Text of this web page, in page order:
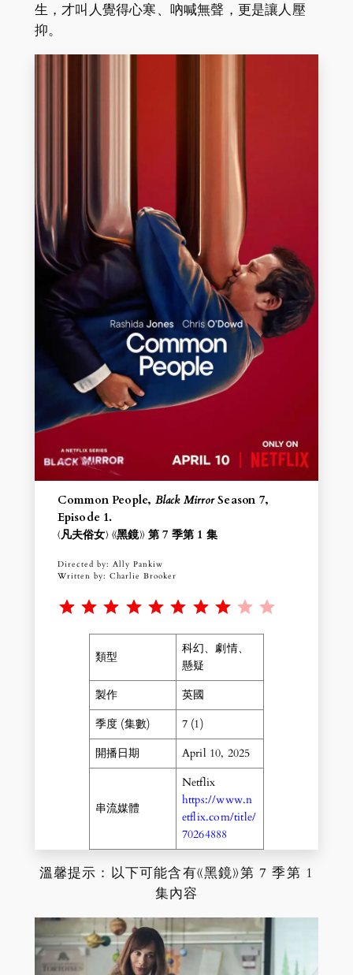
生，才叫人覺得心寒、吶喊無聲，更是讓人壓
抑。
Common People, Black MirrorSeason 7,
Episode 1.
〈凡夫俗女〉 《黑鏡》 第 7 季第 1 集
Directed by: Ally Pankiw
Written by: Charlie Brooker
類型
科幻、劇情、
懸疑
製作
英國
季度 (集數)
7 (1)
開播日期
April 10, 2025
串流媒體
Netflix
https://www.n
etflix.com/title/
70264888
溫馨提示：以下可能含有《黑鏡》第 7 季第 1
集內容